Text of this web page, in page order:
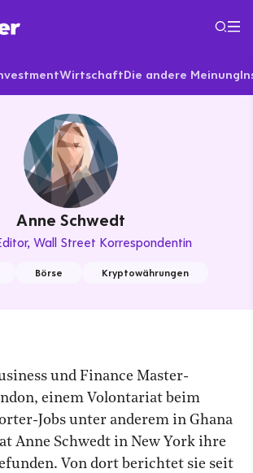
WirtschaftDie andere Meinung
Anne Schwedt
Wall Street Korrespondentin
Börse Kryptowährungen
und Finance Master-
einem Volontariat beim
Jobs unter anderem in Ghana
Anne Schwedt in New York ihre
Von dort berichtet sie seit